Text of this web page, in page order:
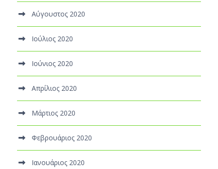
Αύγουστος 2020
Ιούλιος 2020
Ιούνιος 2020
Απρίλιος 2020
Μάρτιος 2020
Φεβρουάριος 2020
Ιανουάριος 2020